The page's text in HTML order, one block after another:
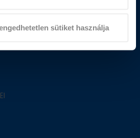
sütiket használja